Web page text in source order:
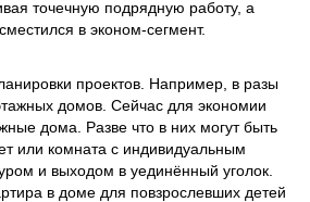
точечную подрядную работу, а
в эконом-сегмент.
проектов. Например, в разы
домов. Сейчас для экономии
дома. Разве что в них могут быть
или комната с индивидуальным
и выходом в уединённый уголок.
в доме для повзрослевших детей